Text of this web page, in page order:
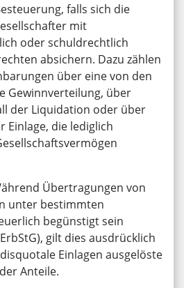
falls sich die
mit
oder schuldrechtlich
absichern. Dazu zählen
über eine von den
Gewinnverteilung, über
der Liquidation oder über
Einlage, die lediglich
Übertragungen von
unter bestimmten
begünstigt sein
gilt dies ausdrücklich
Einlagen ausgelöste
Anteile.